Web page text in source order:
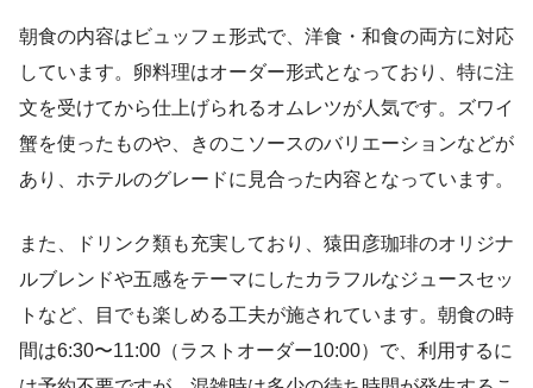
朝食の内容はビュッフェ形式で、洋食・和食の両方に対応
しています。卵料理はオーダー形式となっており、特に注
文を受けてから仕上げられるオムレツが人気です。ズワイ
蟹を使ったものや、きのこソースのバリエーションなどが
あり、ホテルのグレードに見合った内容となっています。
また、ドリンク類も充実しており、猿田彦珈琲のオリジナ
ルブレンドや五感をテーマにしたカラフルなジュースセッ
トなど、目でも楽しめる工夫が施されています。朝食の時
間は6:30〜11:00（ラストオーダー10:00）で、利用するに